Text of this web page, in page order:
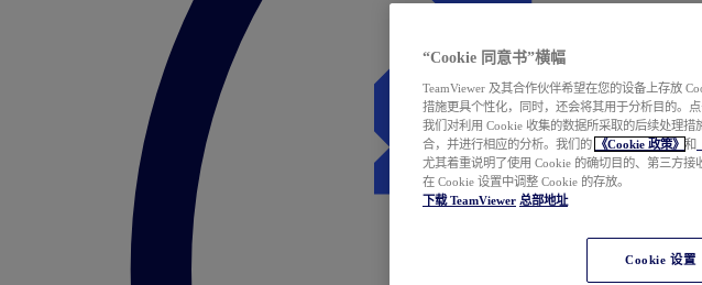
“Cookie 同意书”横幅
TeamViewer 及其合作伙伴希望在您的设备上存放
措施更具个性化，同时，还会将其用于分析目的。
我们对利用 Cookie 收集的数据所采取的后续处理
合，并进行相应的分析。我们的
《Cookie 政策》 和
尤其着重说明了使用 Cookie 的确切目的、第三方
在 Cookie 设置中调整 Cookie 的存放。
下载 TeamViewer 总部地址
Cookie 设置